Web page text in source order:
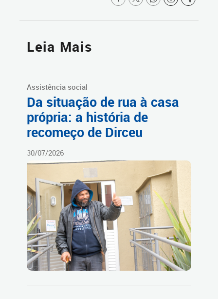
Leia Mais
Assistência social
Da situação de rua à casa
própria: a história de
recomeço de Dirceu
30/07/2026